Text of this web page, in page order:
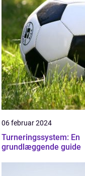
06 februar 2024
Turneringssystem: En
grundlæggende guide